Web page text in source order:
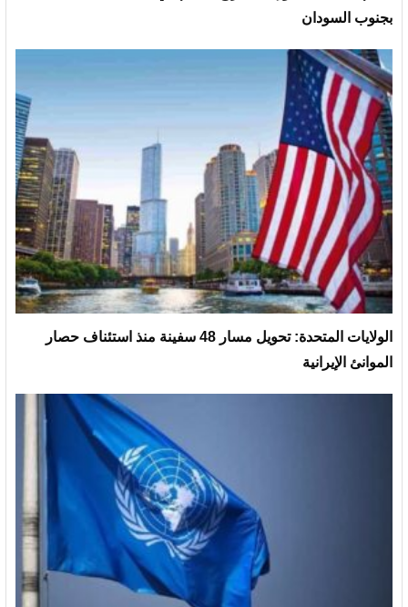
بجنوب السودان
الولايات المتحدة: تحويل مسار 48 سفينة منذ استئناف حصار
الموانئ الإيرانية